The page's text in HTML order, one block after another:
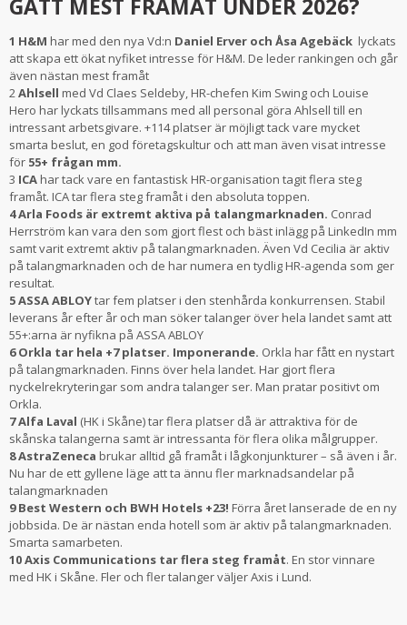
GÅTT MEST FRAMÅT UNDER 2026?
1 H&M har med den nya Vd:n Daniel Erver och Åsa Agebäck lyckats
att skapa ett ökat nyfiket intresse för H&M. De leder rankingen och går
även nästan mest framåt
2Ahlsell med Vd Claes Seldeby, HR-chefen Kim Swing och Louise
Hero har lyckats tillsammans med all personal göra Ahlsell till en
intressant arbetsgivare. +114 platser är möjligt tack vare mycket
smarta beslut, en god företagskultur och att man även visat intresse
för 55+ frågan mm.
3 ICA har tack vare en fantastisk HR-organisation tagit flera steg
framåt. ICA tar flera steg framåt i den absoluta toppen.
4 Arla Foods är extremt aktiva på talangmarknaden. Conrad
Herrström kan vara den som gjort flest och bäst inlägg på LinkedIn mm
samt varit extremt aktiv på talangmarknaden. Även Vd Cecilia är aktiv
på talangmarknaden och de har numera en tydlig HR-agenda som ger
resultat.
5 ASSA ABLOYtar fem platser i den stenhårda konkurrensen. Stabil
leverans år efter år och man söker talanger över hela landet samt att
55+:arna är nyfikna på ASSA ABLOY
6 Orkla tar hela +7 platser. Imponerande. Orkla har fått en nystart
på talangmarknaden. Finns över hela landet. Har gjort flera
nyckelrekryteringar som andra talanger ser. Man pratar positivt om
Orkla.
7 Alfa Laval (HK i Skåne) tar flera platser då är attraktiva för de
skånska talangerna samt är intressanta för flera olika målgrupper.
8 AstraZeneca brukar alltid gå framåt i lågkonjunkturer – så även i år.
Nu har de ett gyllene läge att ta ännu fler marknadsandelar på
talangmarknaden
9 Best Western och BWH Hotels +23! Förra året lanserade de en ny
jobbsida. De är nästan enda hotell som är aktiv på talangmarknaden.
Smarta samarbeten.
10 Axis Communications tar flera steg framåt. En stor vinnare
med HK i Skåne. Fler och fler talanger väljer Axis i Lund.